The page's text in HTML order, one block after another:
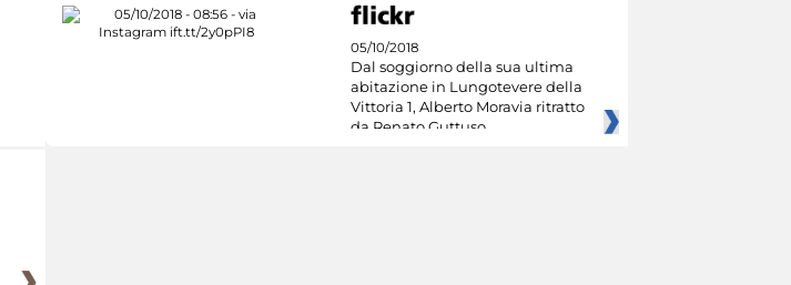
05/10/2018
Dal soggiorno della sua ultima
abitazione in Lungotevere della
Vittoria 1, Alberto Moravia ritratto
da Renato Guttuso